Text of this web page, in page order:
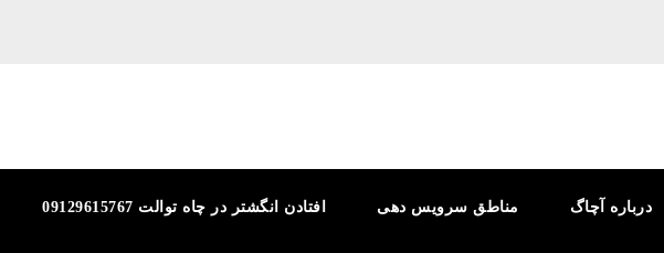
افتادن انگشتر در چاه توالت 09129615767 مناطق سرویس دهی درباره آچاگ